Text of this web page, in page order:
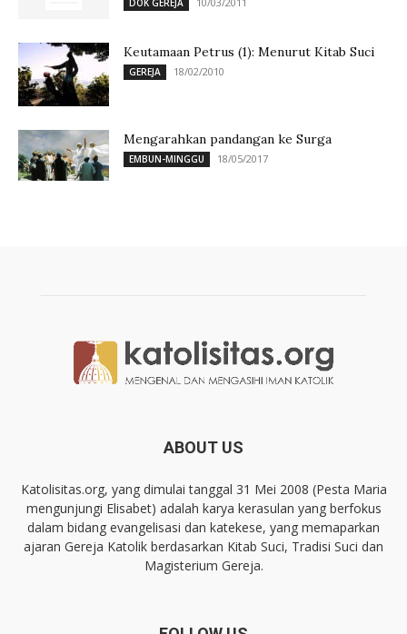
DOK GEREJA
Keutamaan Petrus (1): Menurut Kitab Suci
GEREJA 18/02/2010
Mengarahkan pandangan ke Surga
EMBUN-MINGGU 18/05/2017
ABOUT US
Katolisitas.org, yang dimulai tanggal 31 Mei 2008 (Pesta Maria
mengunjungi Elisabet) adalah karya kerasulan yang berfokus
dalam bidang evangelisasi dan katekese, yang memaparkan
ajaran Gereja Katolik berdasarkan Kitab Suci, Tradisi Suci dan
Magisterium Gereja.